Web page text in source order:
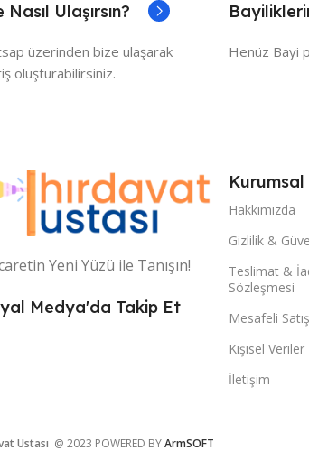
Nasıl Ulaşırsın?
üzerinden bize ulaşarak
oluşturabilirsiniz.
Henüz Bayi
Yeni Yüzü ile Tanışın!
Medya'da Takip Et
Kurumsal
Hakkımızda
Gizlilik &
Teslimat &
Sözleşmesi
Mesafeli
Kişisel Veriler
İletişim
Ustası @ 2023 POWERED BYArmSOFT